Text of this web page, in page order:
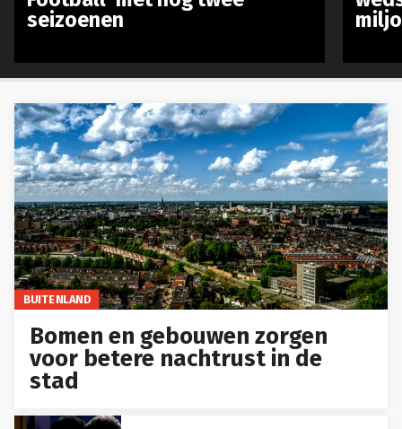
BUITENLAND
Bomen en gebouwen zorgen
voor betere nachtrust in de
stad
seizoenen